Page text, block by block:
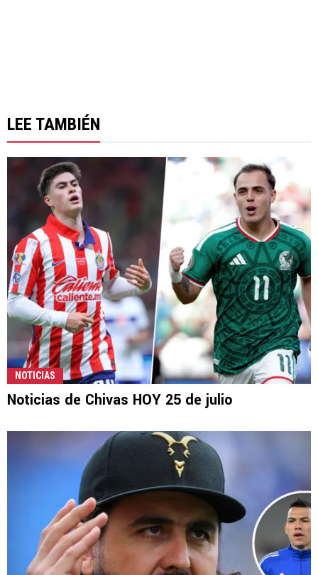
LEE TAMBIÉN
NOTICIAS
Noticias de Chivas HOY 25 de julio